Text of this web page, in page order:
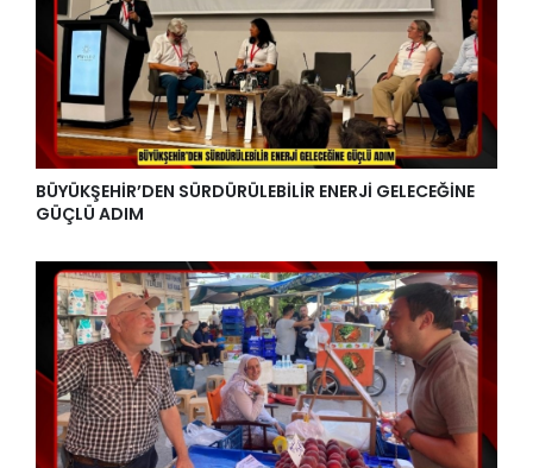
BÜYÜKŞEHİR’DEN SÜRDÜRÜLEBİLİR ENERJİ GELECEĞİNE
GÜÇLÜ ADIM